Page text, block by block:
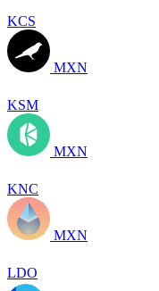
KCS
MXN
KSM
MXN
KNC
MXN
LDO